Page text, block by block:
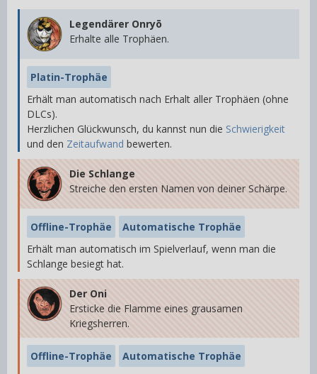
Legendärer Onryō
Erhalte alle Trophäen.
Platin-Trophäe
Erhält man automatisch nach Erhalt aller Trophäen (ohne
DLCs).
Herzlichen Glückwunsch, du kannst nun die Schwierigkeit
und den Zeitaufwand bewerten.
Die Schlange
Streiche den ersten Namen von deiner Schärpe.
Offline-Trophäe
Automatische Trophäe
Erhält man automatisch im Spielverlauf, wenn man die
Schlange besiegt hat.
Der Oni
Ersticke die Flamme eines grausamen
Kriegsherren.
Offline-Trophäe
Automatische Trophäe